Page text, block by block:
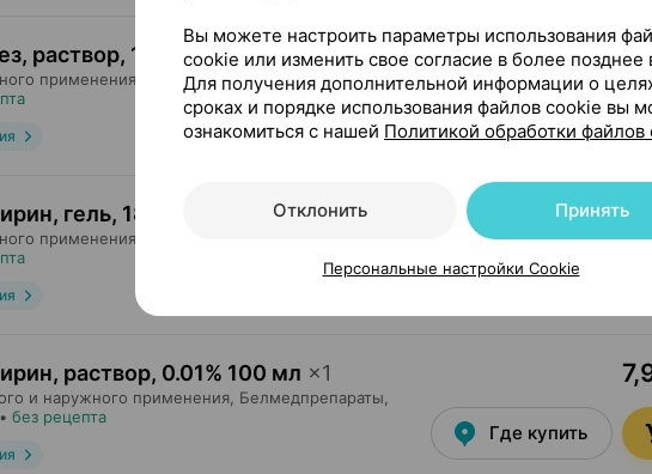
раствор, 1 л 1
применения, Беласептика, Беларусь
Где купить
гель, 18 г
применения,
Где купить
раствор, 0.01% 100 мл ×1
и наружного применения, Белмедпрепараты
• без рецепта
Где купить
Вы можете настроить параметры использования
cookie или изменить свое согласие в более позднее
Для получения дополнительной информации о
сроках и порядке использования файлов cookie вы
ознакомиться с нашей Политикой обработки файлов
Отклонить Принять
Персональные настройки Cookie